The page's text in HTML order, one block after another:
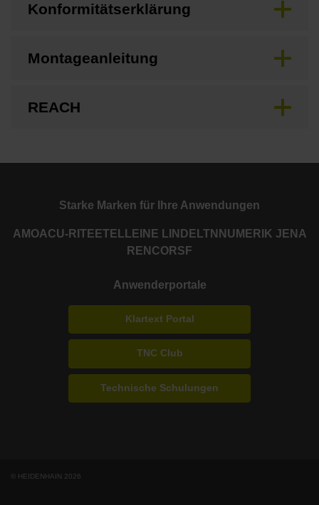
Konformitätserklärung
Montageanleitung
REACH
Starke Marken für Ihre Anwendungen
AMOACU-RITE ETEL LEINE LINDE LTN NUMERIK JENA
RENCORSF
Anwenderportale
Klartext Portal
TNC Club
Technische Schulungen
© HEIDENHAIN 2026